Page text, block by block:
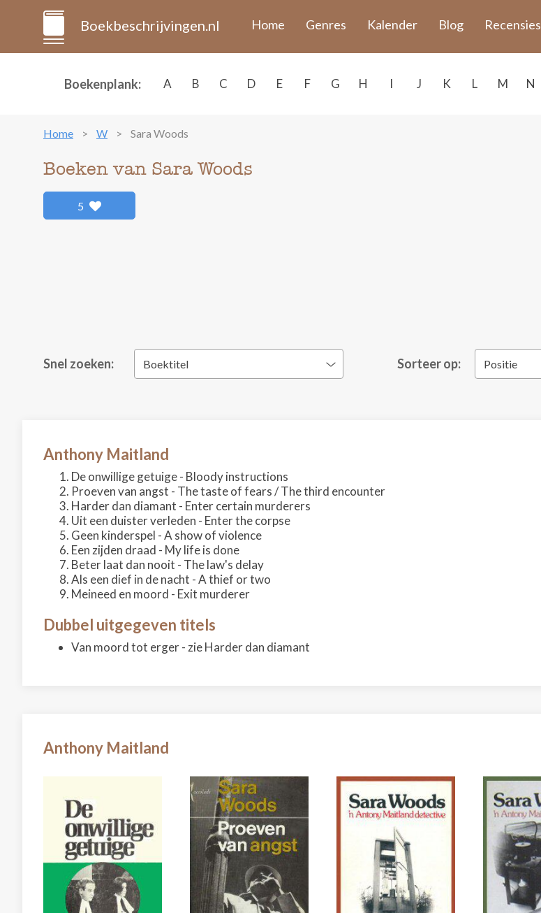
Boekbeschrijvingen.nl Home Genres Kalender Blog Recensies
Boekenplank: A B C D E F G H I J K L M N
Home W Sara Woods
Boeken van Sara Woods
5
Snel zoeken: Boektitel Sorteer op: Positie
Anthony Maitland
De onwillige getuige - Bloody instructions
Proeven van angst - The taste of fears / The third encounter
Harder dan diamant - Enter certain murderers
Uit een duister verleden - Enter the corpse
Geen kinderspel - A show of violence
Een zijden draad - My life is done
Beter laat dan nooit - The law's delay
Als een dief in de nacht - A thief or two
Meineed en moord - Exit murderer
Dubbel uitgegeven titels
Van moord tot erger - zie Harder dan diamant
Anthony Maitland